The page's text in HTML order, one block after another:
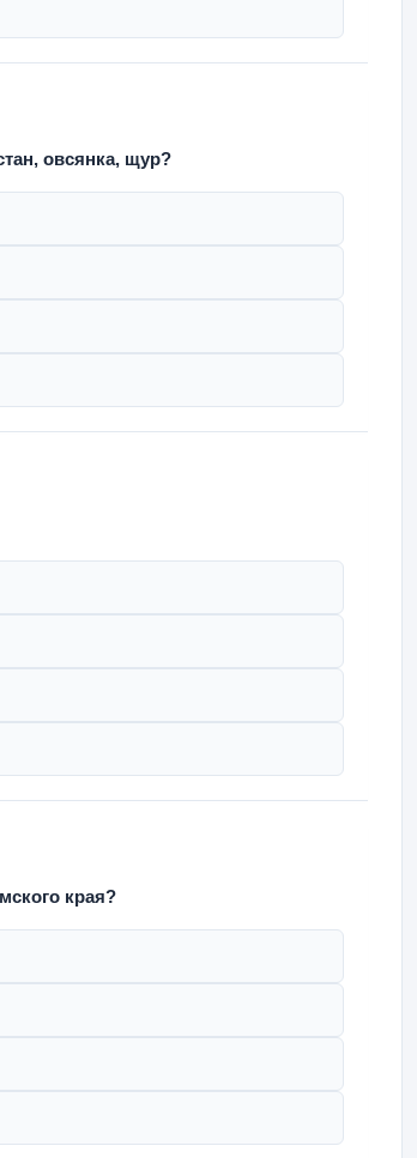
овсянка, щур?
края?